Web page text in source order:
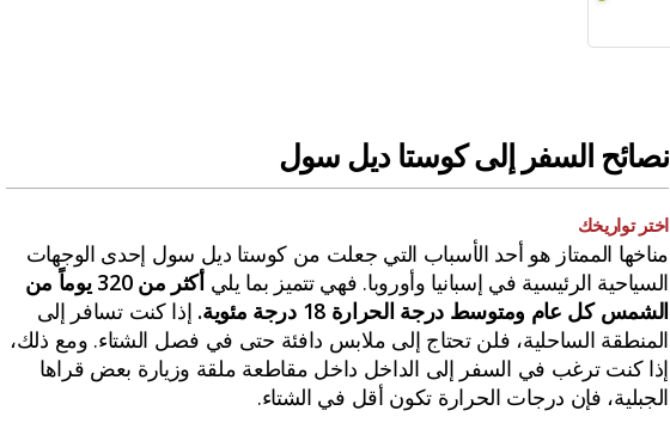
نصائح السفر إلى كوستا ديل سول
اختر تواريخك
مناخها الممتاز هو أحد الأسباب التي جعلت من كوستا ديل سول إحدى الوجهات
السياحية الرئيسية في إسبانيا وأوروبا. فهي تتميز بما يلي
أكثر من 320 يوماً من
الشمس كل عام ومتوسط درجة الحرارة 18 درجة مئوية.
إذا كنت تسافر إلى
المنطقة الساحلية، فلن تحتاج إلى ملابس دافئة حتى في فصل الشتاء. ومع ذلك،
إذا كنت ترغب في السفر إلى الداخل داخل مقاطعة ملقة وزيارة بعض قراها
الجبلية، فإن درجات الحرارة تكون أقل في الشتاء.